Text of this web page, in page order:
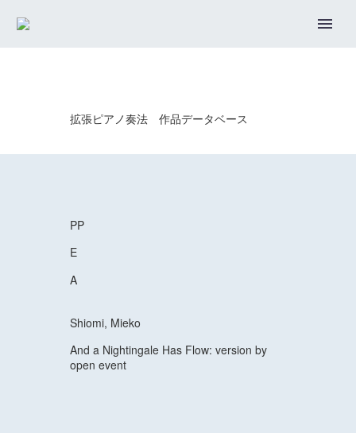
拡張ピアノ奏法 作品データベース
PP
E
A
Shiomi, Mieko
And a Nightingale Has Flow: version by
open event